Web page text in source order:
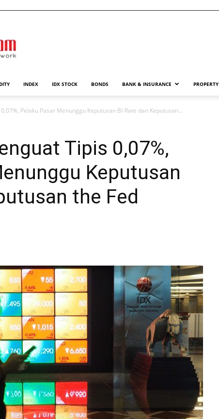
INDEX IDX STOCK BONDS BANK & INSURANCE PROPERTY
Pelaku Pasar Menunggu Keputusan BI-Rate dan Keputusan...
Tipis 0,07%,
Keputusan
the Fed